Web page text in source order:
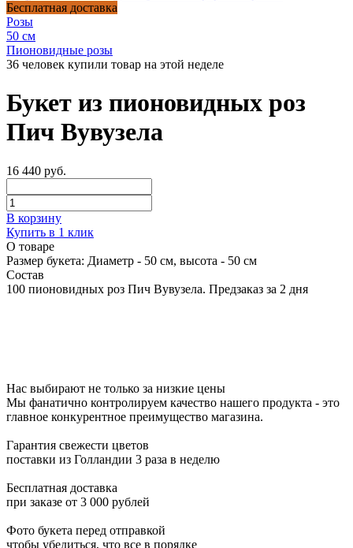
Бесплатная доставка
Розы
50 см
Пионовидные розы
36 человек купили товар на этой неделе
Букет из пионовидных роз
Пич Вувузела
16 440 руб.
В корзину
Купить в 1 клик
О товаре
Размер букета: Диаметр - 50 см, высота - 50 см
Состав
100 пионовидных роз Пич Вувузела. Предзаказ за 2 дня
Нас выбирают не только за низкие цены
Мы фанатично контролируем качество нашего продукта - это
главное конкурентное преимущество магазина.
Гарантия свежести цветов
поставки из Голландии 3 раза в неделю
Бесплатная доставка
при заказе от 3 000 рублей
Фото букета перед отправкой
чтобы убедиться, что все в порядке